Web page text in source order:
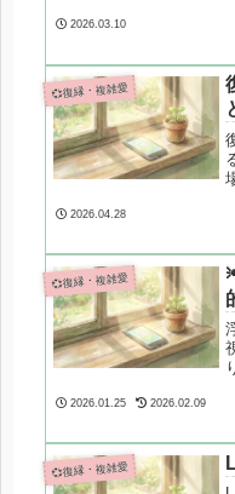
2026.03.10
💞復縁・複雑愛
2026.04.28
💞復縁・複雑愛
2026.01.25 2026.02.09
💞復縁・複雑愛